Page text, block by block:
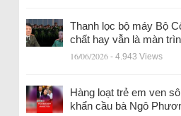
Thanh lọc bộ máy Bộ
chất hay vẫn là màn
16/06/2026 - 4.943 Views
Hàng loạt trẻ em ven
khẩn cầu bà Ngô